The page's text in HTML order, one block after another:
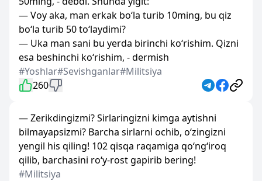
— Voy aka, man erkak bo‘la turib 10ming, bu qiz
bo‘la turib 50 to‘laydimi?
— Uka man sani bu yerda birinchi ko‘rishim. Qizni
esa beshinchi ko‘rishim, - dermish
#Yoshlar#Sevishganlar#Militsiya
260
— Zerikdingizmi? Sirlaringizni kimga aytishni
bilmayapsizmi? Barcha sirlarni ochib, o‘zingizni
yengil his qiling! 102 qisqa raqamiga qo‘ng‘iroq
qilib, barchasini ro‘y-rost gapirib bering!
#Militsiya